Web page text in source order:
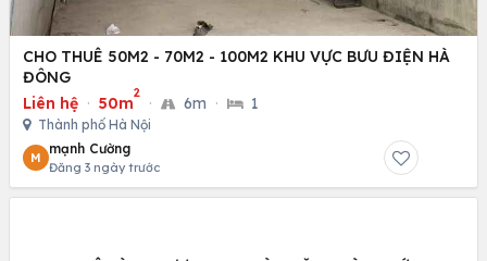
CHO THUÊ 50M2 - 70M2 - 100M2 KHU VỰC BƯU ĐIỆN HÀ
ĐÔNG
Liên hệ · 50m
2
· 6m · 1
Thành phố Hà Nội
M
mạnh Cường
Đăng 3 ngày trước